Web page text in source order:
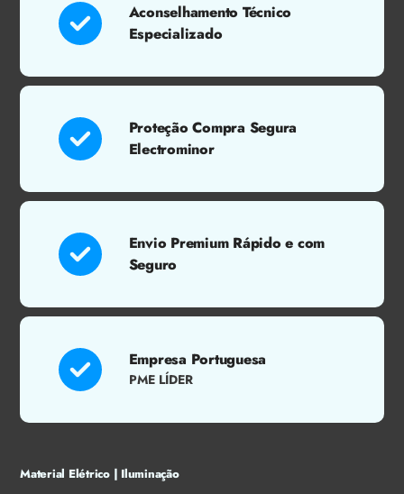
Aconselhamento Técnico
Especializado
Proteção Compra Segura
Electrominor
Envio Premium Rápido e com
Seguro
Empresa Portuguesa
PME LÍDER
Material Elétrico | Iluminação